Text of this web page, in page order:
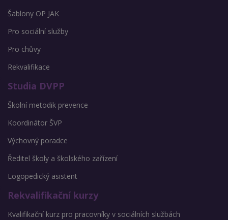
Šablony OP JAK
Pro sociální služby
Pro chůvy
Rekvalifikace
Studia DVPP
Školní metodik prevence
Koordinátor ŠVP
Výchovný poradce
Ředitel školy a školského zařízení
Logopedický asistent
Rekvalifikační kurzy
Kvalifikační kurz pro pracovníky v sociálních službách